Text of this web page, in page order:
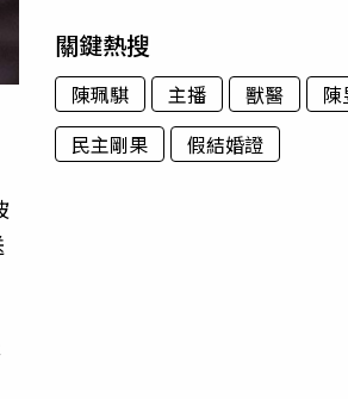
關鍵熱搜
陳珮騏 主播 獸醫
陳
民主剛果
假結婚證